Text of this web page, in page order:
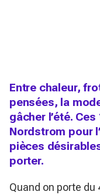
Entre chaleur,
pensées, la
gâcher l’été.
Nordstrom pour
pièces
porter.
Quand on porte du